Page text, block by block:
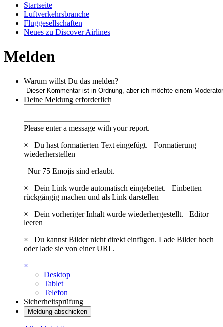
Startseite
Luftverkehrsbranche
Fluggesellschaften
Neues zu Discover Airlines
Melden
Warum willst Du das melden?
Deine Meldung erforderlich
Please enter a message with your report.
×
Du hast formatierten Text eingefügt. Formatierung
wiederherstellen
Nur 75 Emojis sind erlaubt.
×
Dein Link wurde automatisch eingebettet. Einbetten
rückgängig machen und als Link darstellen
×
Dein vorheriger Inhalt wurde wiederhergestellt. Editor
leeren
×
Du kannst Bilder nicht direkt einfügen. Lade Bilder hoch
oder lade sie von einer URL.
×
Desktop
Tablet
Telefon
Sicherheitsprüfung
Meldung abschicken